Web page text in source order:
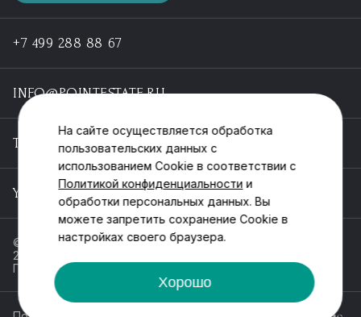
+7 499 288 88 67
INFO@POINTESTATE.RU
TELEGRAM
YOUTUBE
© ООО «Пойнт эстейт», ИНН 55546464612,
2013-2025
Политика обработки персональных данных
На сайте осуществляется обработка
пользовательских данных с
использованием Cookie в соответствии с
Политикой конфиденциальности и
обработки персональных данных. Вы
можете запретить сохранение Cookie в
настройках своего браузера.
Хорошо